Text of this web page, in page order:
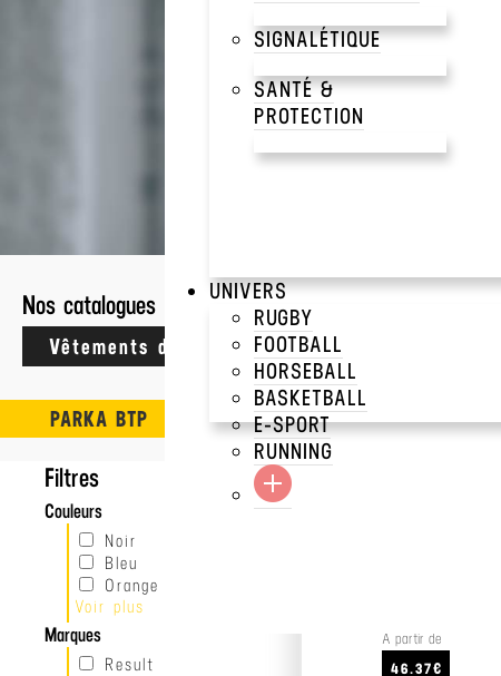
SIGNALÉTIQUE
SANTÉ &
PROTECTION
UNIVERS
RUGBY
FOOTBALL
HORSEBALL
BASKETBALL
E-SPORT
RUNNING
Nos catalogues
PARKA BTP
Filtres
Couleurs
Noir
Bleu
Orange
Jaune
Rouge
Voir plus
Marques
Result
À partir de
46.37€